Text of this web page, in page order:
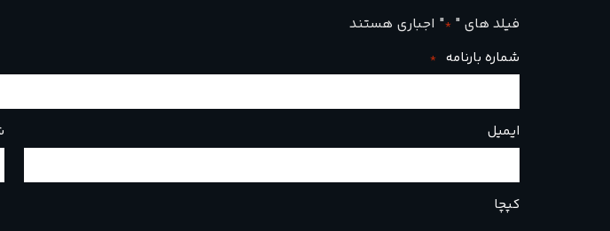
فیلد های " *" اجباری هستند
شماره بارنامه *
ایمیل
کپچا